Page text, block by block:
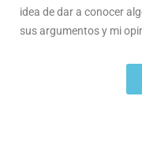
idea de dar a conocer
sus argumentos y mi